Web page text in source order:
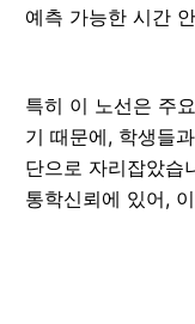
예측 가능한 시간
특히 이 노선은 주
기 때문에, 학생들
단으로 자리잡았습
통학신뢰에 있어,